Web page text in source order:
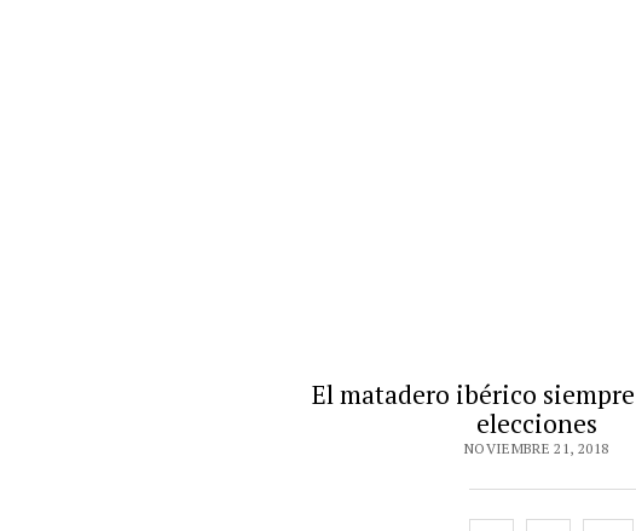
El matadero ibérico
elecciones
NOVIEMBRE 21, 2018